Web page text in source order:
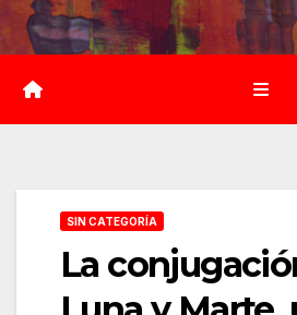
Saltar
al
contenido
SIN CATEGORÍA
La